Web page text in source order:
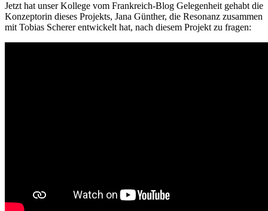
Jetzt hat unser Kollege vom Frankreich-Blog Gelegenheit gehabt die
Konzeptorin dieses Projekts, Jana Günther, die Resonanz zusammen
mit Tobias Scherer entwickelt hat, nach diesem Projekt zu fragen: